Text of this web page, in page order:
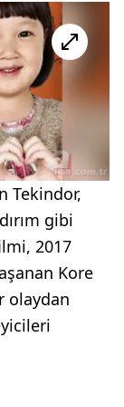
Tekindor,
gibi
2017
Kore
olaydan